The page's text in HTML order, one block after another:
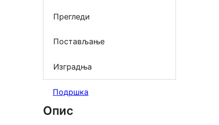
Прегледи
Постављање
Изградња
Подршка
Опис